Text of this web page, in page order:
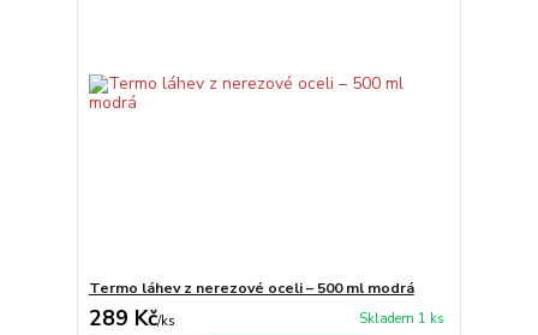
Termo láhev z nerezové oceli – 500 ml modrá
289 Kč/ks Skladem 1 ks